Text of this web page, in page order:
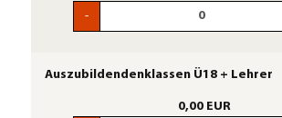
-
Auszubildendenklassen Ü18 + Lehrer
0,00 EUR